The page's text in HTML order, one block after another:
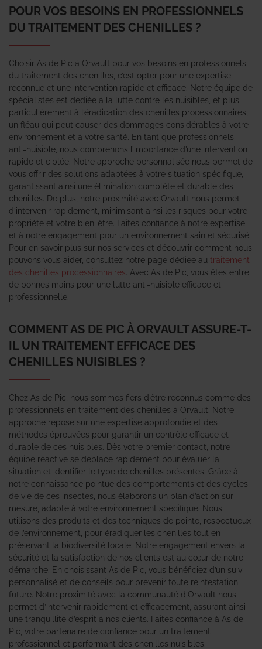
POUR VOS BESOINS EN PROFESSIONNELS
DU TRAITEMENT DES CHENILLES ?
Choisir As de Pic à Orvault pour vos besoins en professionnels
du traitement des chenilles, c’est opter pour une expertise
reconnue et une intervention rapide et efficace. Notre équipe de
spécialistes est dédiée à la lutte contre les nuisibles, et plus
particulièrement à l’éradication des chenilles processionnaires,
un fléau qui peut causer des dommages considérables à votre
environnement et à votre santé. En tant que professionnels
anti-nuisible, nous comprenons l’importance d’une intervention
rapide et ciblée. Notre approche personnalisée nous permet de
vous offrir des solutions adaptées à votre situation spécifique,
garantissant ainsi une élimination complète et durable des
chenilles. De plus, notre proximité avec Orvault nous permet
d’intervenir rapidement, minimisant ainsi les risques pour votre
propriété et votre bien-être. Faites confiance à notre expertise
et à notre engagement pour un environnement sain et sécurisé.
Pour en savoir plus sur nos services et découvrir comment nous
pouvons vous aider, consultez notre page dédiée au traitement
des chenilles processionnaires . Avec As de Pic, vous êtes entre
de bonnes mains pour une lutte anti-nuisible efficace et
professionnelle.
COMMENT AS DE PIC À ORVAULT ASSURE-T-
IL UN TRAITEMENT EFFICACE DES
CHENILLES NUISIBLES ?
Chez As de Pic, nous sommes fiers d’être reconnus comme des
professionnels en traitement des chenilles à Orvault. Notre
approche repose sur une expertise approfondie et des
méthodes éprouvées pour garantir un contrôle efficace et
durable de ces nuisibles. Dès votre premier contact, notre
équipe réactive se déplace rapidement pour évaluer la
situation et identifier le type de chenilles présentes. Grâce à
notre connaissance pointue des comportements et des cycles
de vie de ces insectes, nous élaborons un plan d’action sur-
mesure, adapté à votre environnement spécifique. Nous
utilisons des produits et des techniques de pointe, respectueux
de l’environnement, pour éradiquer les chenilles tout en
préservant la biodiversité locale. Notre engagement envers la
sécurité et la satisfaction de nos clients est au cœur de notre
démarche. En choisissant As de Pic, vous bénéficiez d’un suivi
personnalisé et de conseils pour prévenir toute réinfestation
future. Notre proximité avec la communauté d’Orvault nous
permet d’intervenir rapidement et efficacement, assurant ainsi
une tranquillité d’esprit à nos clients. Faites confiance à As de
Pic, votre partenaire de confiance pour un traitement
professionnel et performant des chenilles nuisibles.